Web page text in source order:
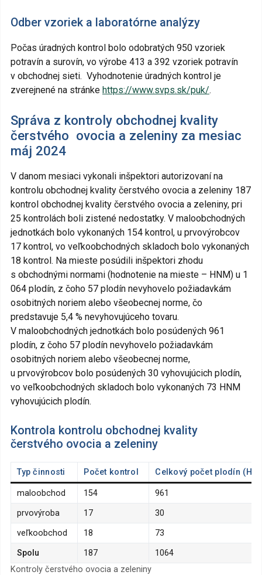
Odber vzoriek a laboratórne analýzy
Počas úradných kontrol bolo odobratých 950 vzoriek
potravín a surovín, vo výrobe 413 a 392 vzoriek potravín
v obchodnej sieti. Vyhodnotenie úradných kontrol je
zverejnené na stránke https://www.svps.sk/puk/.
Správa z kontroly obchodnej kvality
čerstvého ovocia a zeleniny za mesiac
máj 2024
V danom mesiaci vykonali inšpektori autorizovaní na
kontrolu obchodnej kvality čerstvého ovocia a zeleniny 187
kontrol obchodnej kvality čerstvého ovocia a zeleniny, pri
25 kontrolách boli zistené nedostatky. V maloobchodných
jednotkách bolo vykonaných 154 kontrol, u prvovýrobcov
17 kontrol, vo veľkoobchodných skladoch bolo vykonaných
18 kontrol. Na mieste posúdili inšpektori zhodu
s obchodnými normami (hodnotenie na mieste – HNM) u 1
064 plodín, z čoho 57 plodín nevyhovelo požiadavkám
osobitných noriem alebo všeobecnej norme, čo
predstavuje 5,4 % nevyhovujúceho tovaru.
V maloobchodných jednotkách bolo posúdených 961
plodín, z čoho 57 plodín nevyhovelo požiadavkám
osobitných noriem alebo všeobecnej norme,
u prvovýrobcov bolo posúdených 30 vyhovujúcich plodín,
vo veľkoobchodných skladoch bolo vykonaných 73 HNM
vyhovujúcich plodín.
Kontrola kontrolu obchodnej kvality
čerstvého ovocia a zeleniny
Typ činnosti Počet kontrol Celkový počet plodín
maloobchod 154
961
prvovýroba
17
30
veľkoobchod
18
73
Spolu
187
1064
Kontroly čerstvého ovocia a zeleniny